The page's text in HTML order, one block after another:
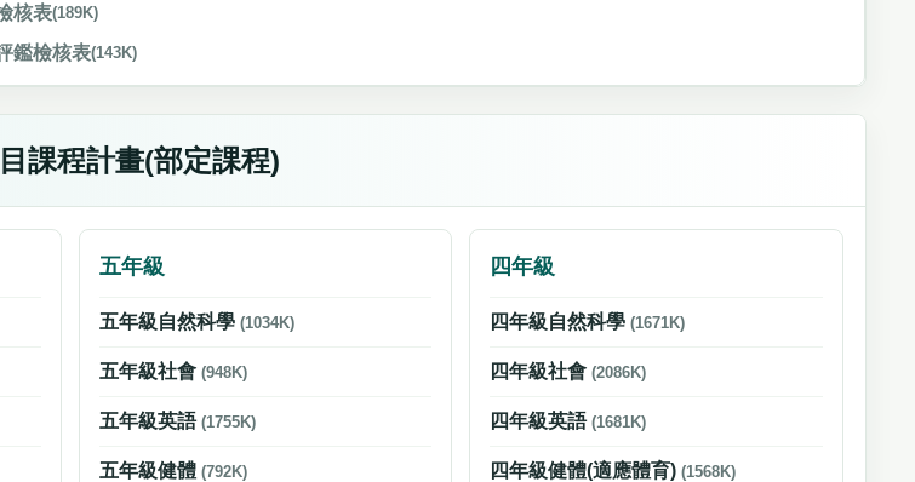
核表(189K)
鑑檢核表(143K)
課程計畫(部定課程)
五年級
五年級自然科學 (1034K)
五年級社會 (948K)
五年級英語 (1755K)
五年級健體 (792K)
四年級
四年級自然科學(1671K)
四年級社會(2086K)
四年級英語(1681K)
四年級健體(適應體育)(1568K)